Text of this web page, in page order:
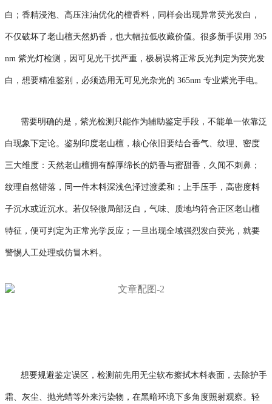
白；香精浸泡、高压注油优化的檀香料，同样会出现异常荧光发白，
不仅破坏了老山檀天然奶香，也大幅拉低收藏价值。很多新手误用 395
nm 紫光灯检测，因可见光干扰严重，极易误将正常反光判定为荧光发
白，想要精准鉴别，必须选用无可见光杂光的 365nm 专业紫光手电。
需要明确的是，紫光检测只能作为辅助鉴定手段，不能单一依靠泛
白现象下定论。鉴别印度老山檀，核心依旧要结合香气、纹理、密度
三大维度：天然老山檀拥有醇厚绵长的奶香与蜜甜香，久闻不刺鼻；
纹理自然错落，同一件木料深浅色泽过渡柔和；上手压手，高密度料
子沉水或近沉水。若仅轻微局部泛白，气味、质地均符合正区老山檀
特征，便可判定为正常光学反应；一旦出现全域强烈发白荧光，就要
警惕人工处理或仿冒木料。
想要规避鉴定误区，检测前先用无尘软布擦拭木料表面，去除护手
霜、灰尘、抛光蜡等外来污染物，在黑暗环境下多角度照射观察。轻